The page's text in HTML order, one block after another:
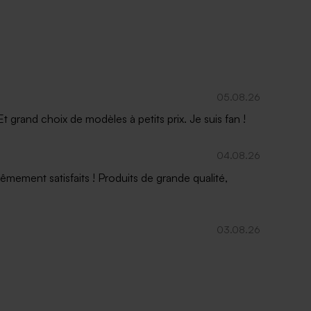
05.08.26
grand choix de modèles à petits prix. Je suis fan !
04.08.26
satisfaits ! Produits de grande qualité,
03.08.26